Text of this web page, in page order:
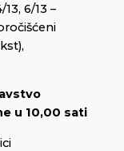
6/13 –
u 10,00 sati